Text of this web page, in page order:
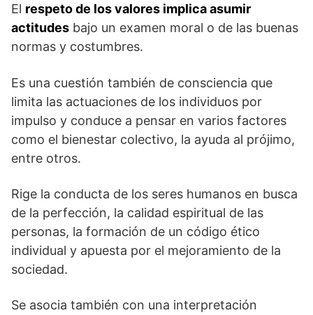
El respeto de los valores implica asumir
actitudes bajo un examen moral o de las buenas
normas y costumbres.
Es una cuestión también de consciencia que
limita las actuaciones de los individuos por
impulso y conduce a pensar en varios factores
como el bienestar colectivo, la ayuda al prójimo,
entre otros.
Rige la conducta de los seres humanos en busca
de la perfección, la calidad espiritual de las
personas, la formación de un código ético
individual y apuesta por el mejoramiento de la
sociedad.
Se asocia también con una interpretación